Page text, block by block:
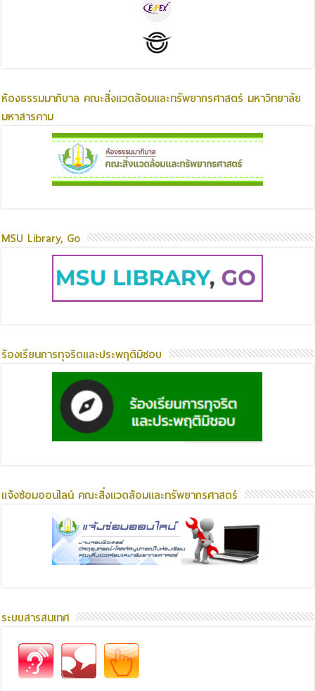
ห้องธรรมมาภิบาล คณะสิ่งแวดล้อมและทรัพยากรศาสตร์ มหาวิทยาลัย
มหาสารคาม
MSU Library, Go
ร้องเรียนการทุจริตและประพฤติมิชอบ
แจ้งซ่อมออนไลน์ คณะสิ่งแวดล้อมและทรัพยากรศาสตร์
ระบบสารสนเทศ